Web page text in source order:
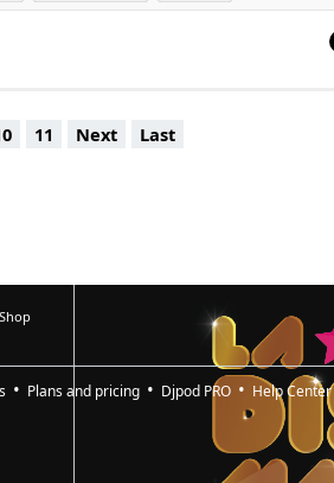
11 Next Last
Plans and pricing Djpod PRO Help Center